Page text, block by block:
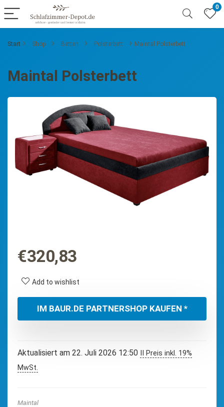
0
Start Shop Betten Polsterbett Maintal Polsterbett
Maintal Polsterbett
€320,83
Add to wishlist
IM BAUR.DE PARTNERSHOP KAUFEN *
Aktualisiert am 22. Juli 2026 12:50
II Preis inkl. 19%
MwSt.
Maintal